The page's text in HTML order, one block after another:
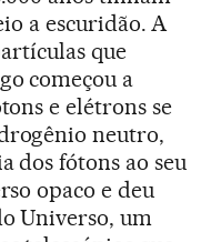
a escuridão. A
que
começou a
e elétrons se
neutro,
dos fótons ao seu
opaco e deu
Universo, um